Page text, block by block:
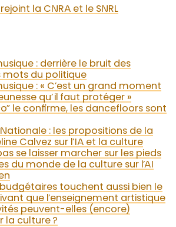
la CNRA et le SNRL
: derrière le bruit des
mots du politique
: « C’est un grand moment
qu’il faut protéger »
le confirme, les dancefloors sont
: les propositions de la
Calvez sur l’IA et la culture
se laisser marcher sur les pieds
du monde de la culture sur l’AI
touchent aussi bien le
que l’enseignement artistique
peuvent-elles (encore)
la culture ?